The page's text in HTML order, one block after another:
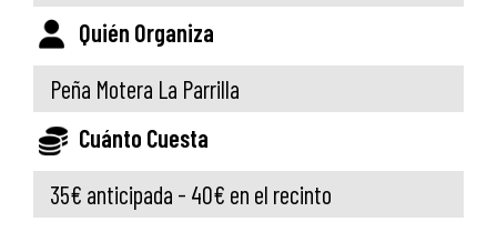
Quién Organiza
Peña Motera La Parrilla
Cuánto Cuesta
35€ anticipada - 40€ en el recinto